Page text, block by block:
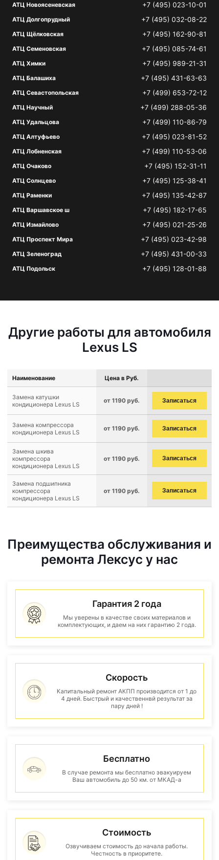
АТЦ Новоясеневская +7 (495) 023-10-01
АТЦ Долгопрудный +7 (495) 032-08-22
АТЦ Щёлковская +7 (495) 162-90-81
АТЦ Семеновская +7 (495) 085-74-61
АТЦ Химки +7 (495) 989-21-31
АТЦ Балашиха +7 (495) 431-63-63
АТЦ Севастопольская +7 (499) 653-72-12
АТЦ Научный +7 (499) 288-05-36
АТЦ Удальцова +7 (499) 110-86-79
АТЦ Алтуфьево +7 (495) 023-81-52
АТЦ Лобненская +7 (499) 110-53-06
АТЦ Очаково +7 (495) 152-31-11
АТЦ Солнцево +7 (495) 125-38-41
АТЦ Раменки +7 (495) 135-42-87
АТЦ Варшавское ш +7 (495) 182-17-65
АТЦ Измайлово +7 (495) 021-25-26
АТЦ Проспект Мира +7 (495) 023-42-98
АТЦ Зеленоград +7 (495) 431-00-33
АТЦ Подольск +7 (495) 128-01-88
Другие работы для автомобиля
Lexus LS
Наименование Цена в Руб.
Замена катушки
кондиционера Lexus LS
от 1190 руб. Записаться
Замена компрессора
кондиционера Lexus LS
от 1190 руб. Записаться
Замена шкива
компрессора
кондиционера Lexus LS
от 1190 руб. Записаться
Замена подшипника
компрессора
кондиционера Lexus LS
от 1190 руб. Записаться
Преимущества обслуживания и
ремонта Лексус у нас
Гарантия 2 года
Мы уверены в качестве своих материалов и
комплектующих, и даем на них гарантию 2 года.
Скорость
Капитальный ремонт АКПП производится от 1 до
4 дней. Быстрый и качественнвй результат за
пару дней !
Бесплатно
В случае ремонта мы бесплатно эвакуируем
Ваш автомобиль до 50 км. от МКАД-а
Стоимость
Озвучиваем стоимость до начала работы.
Честность в приоритете.